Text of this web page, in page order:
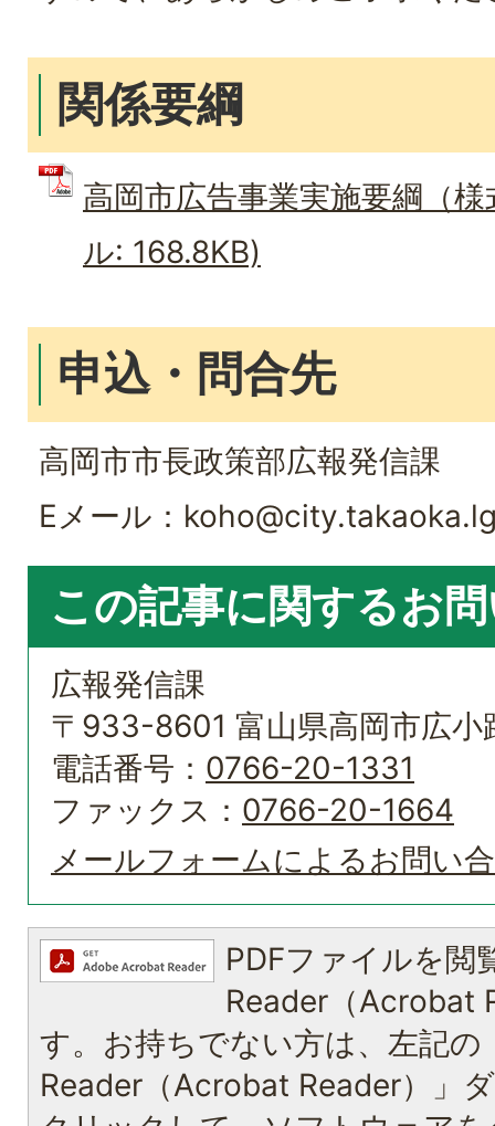
関係要綱
高岡市広告事業実施要綱（
ル: 168.8KB)
申込・問合先
高岡市市長政策部広報発信課
Eメール：
この記事に関するお
広報発信課
〒933-8601 富山県高岡市広
電話番号： 0766-20-1331
ファックス： 0766-20-1664
メールフォームによるお問い
PDFファイルを閲
Reader（Acrobat
す。お持ちでない方は、左記の
Reader（Acrobat Reader）」